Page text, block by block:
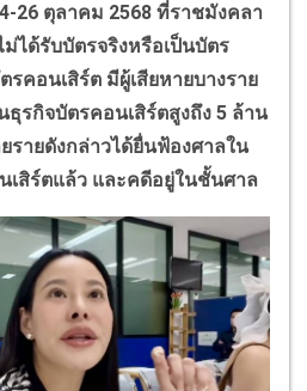
26 ตุลาคม 2568 ที่ราชมังคลา
ได้รับบัตรจริงหรือเป็นบัตร
คอนเสิร์ต มีผู้เสียหายบางราย
รกิจบัตรคอนเสิร์ตสูงถึง 5 ล้าน
รายดังกล่าวได้ยื่นฟ้องศาลใน
สิร์ตแล้ว และคดีอยู่ในชั้นศาล